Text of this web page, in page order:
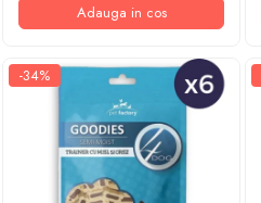
Adauga in cos
-34%